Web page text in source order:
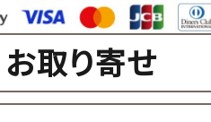
お取り寄せ